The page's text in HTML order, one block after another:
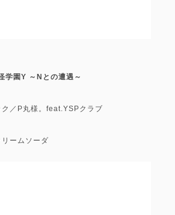
学園Y ～Nとの遭遇～
／P丸様。feat.YSPクラブ
ームソーダ